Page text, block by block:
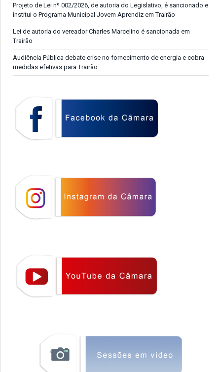
Projeto de Lei nº 002/2026, de autoria do Legislativo, é sancionado e
institui o Programa Municipal Jovem Aprendiz em Trairão
Lei de autoria do vereador Charles Marcelino é sancionada em
Trairão
Audiência Pública debate crise no fornecimento de energia e cobra
medidas efetivas para Trairão